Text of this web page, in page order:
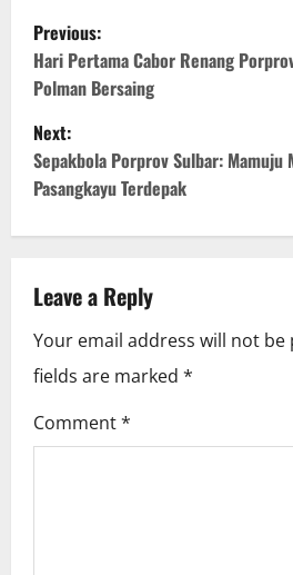
P
o
s
t
n
v
i
g
a
Previous:
Hari Pertama Cabor Renang
Polman Bersaing
Next:
Sepakbola Porprov Sulbar: Mamuju
Pasangkayu Terdepak
Leave a Reply
Your email address will not be
fields are marked *
Comment*